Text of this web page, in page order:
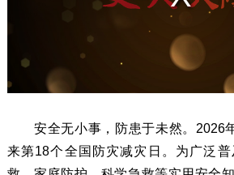
安全无小事，防患于未然。2026
来第18个全国防灾减灾日。为广泛